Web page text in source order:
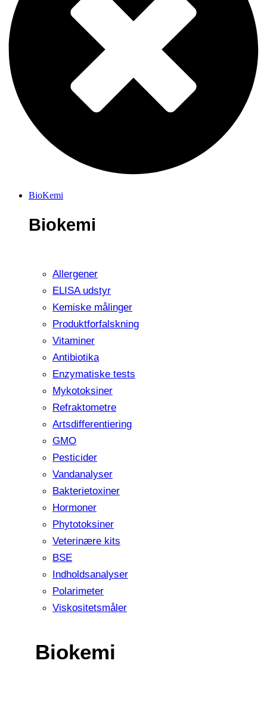
BioKemi
Biokemi
Allergener
ELISA udstyr
Kemiske målinger
Produktforfalskning
Vitaminer
Antibiotika
Enzymatiske tests
Mykotoksiner
Refraktometre
Artsdifferentiering
GMO
Pesticider
Vandanalyser
Bakterietoxiner
Hormoner
Phytotoksiner
Veterinære kits
BSE
Indholdsanalyser
Polarimeter
Viskositetsmåler
Biokemi